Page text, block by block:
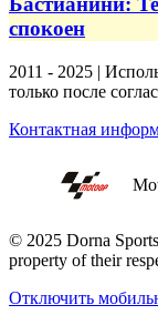
спокоен
2011 - 2025 |
только после
Контактная
© 2025 Dorna
property of their
Отключить